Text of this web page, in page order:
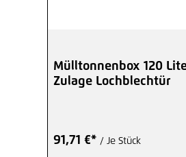
Mülltonnenbox 120
Zulage Lochblechtür
91,71 €* / Je Stück